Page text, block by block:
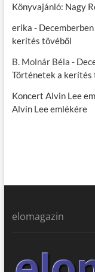
Könyvajánló: Nagy
erika -
kerítés tövéből
B. Molnár Béla -
Történetek a kerítés
Koncert Alvin Lee
Alvin Lee emlékére
elomagazin